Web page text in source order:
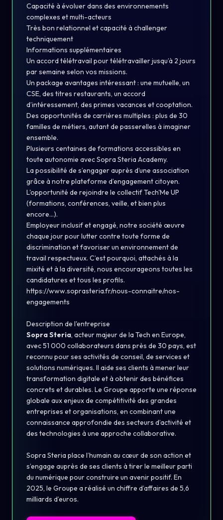
Capacité à évoluer dans des environnements
complexes et multi-acteurs
Très bon relationnel et capacité à challenger
techniquement
Informations supplémentaires
Un accord télétravail pour télétravailler jusqu’à 2 jours
par semaine selon vos missions.
Un package avantages intéressant : une mutuelle, un
CSE, des titres restaurants, un accord
d’intéressement, des primes vacances et cooptation.
Des opportunités de carrières multiples : plus de 30
familles de métiers, autant de passerelles à imaginer
ensemble.
Plusieurs centaines de formations accessibles en
toute autonomie avec Sopra Steria Academy.
La possibilité de s’engager auprès d’une association
grâce à notre plateforme d’engagement citoyen.
L'opportunité de rejoindre le collectif Tech'Me UP
(formations, conférences, veille, et bien plus
encore…).
Employeur inclusif et engagé, notre société œuvre
chaque jour pour lutter contre toute forme de
discrimination et favoriser un environnement de
travail respectueux. C’est pourquoi, attachés à la
mixité et à la diversité, nous encourageons toutes les
candidatures et tous les profils.
https://www.soprasteria.fr/nous-connaitre/nos-
engagements
Description de l'entreprise
Sopra Steria, acteur majeur de la Tech en Europe,
avec 51 000 collaborateurs dans près de 30 pays, est
reconnu pour ses activités de conseil, de services et
solutions numériques. Il aide ses clients à mener leur
transformation digitale et à obtenir des bénéfices
concrets et durables. Le Groupe apporte une réponse
globale aux enjeux de compétitivité des grandes
entreprises et organisations, en combinant une
connaissance approfondie des secteurs d’activité et
des technologies à une approche collaborative.
Sopra Steria place l’humain au cœur de son action et
s’engage auprès de ses clients à tirer le meilleur parti
du numérique pour construire un avenir positif. En
2025, le Groupe a réalisé un chiffre d’affaires de 5,6
milliards d’euros.